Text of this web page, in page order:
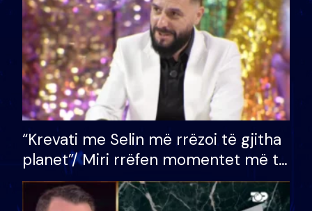
“Krevati me Selin më rrëzoi të gjitha
planet”/ Miri rrëfen momentet më të
bukura në shtëpinë e BB VIP: Do më
mungojë zilja e mëngjesit kur…